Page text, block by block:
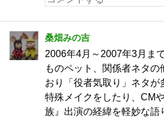
桑畑みの吉
2006年4月～2007年3月ま
ものペット、関係者ネタの
おり「役者気取り」ネタ
特殊メイクをしたり、CM
族』出演の経緯を軽妙な語